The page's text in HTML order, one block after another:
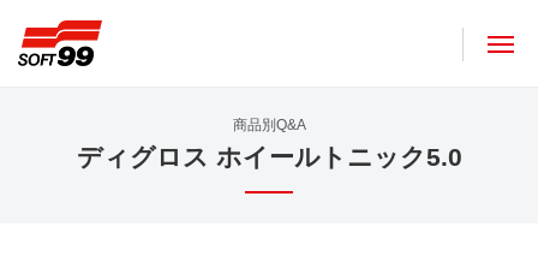
商品別Q&A
ディグロス ホイールトニック5.0